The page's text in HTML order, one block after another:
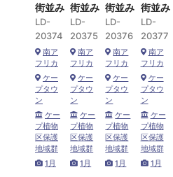
街並み
LD-
20374
南ア
フリカ
ケー
プタウ
ン
ケー
プ植物
区保護
地域群
1月
街並み
LD-
20375
南ア
フリカ
ケー
プタウ
ン
ケー
プ植物
区保護
地域群
1月
街並み
LD-
20376
南ア
フリカ
ケー
プタウ
ン
ケー
プ植物
区保護
地域群
1月
街並み
LD-
20377
南ア
フリカ
ケー
プタウ
ン
ケー
プ植物
区保護
地域群
1月